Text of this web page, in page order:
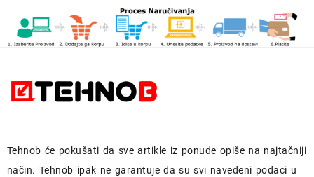
Tehnob će pokušati da sve artikle iz ponude opiše na najtačniji
način. Tehnob ipak ne garantuje da su svi navedeni podaci u